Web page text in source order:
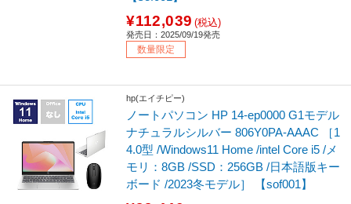
¥112,039 (税込)
発売日：2025/09/19発売
数量限定
hp(エイチピー)
ノートパソコン HP 14-ep0000 G1モデル
ナチュラルシルバー 806Y0PA-AAAC ［1
4.0型 /Windows11 Home /intel Core i5 /メ
モリ：8GB /SSD：256GB /日本語版キー
ボード /2023冬モデル］ 【sof001】